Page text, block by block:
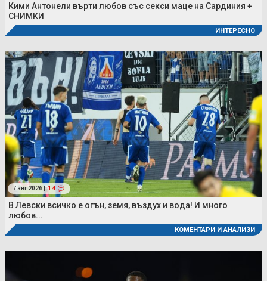
Кими Антонели върти любов със секси маце на Сардиния +
СНИМКИ
ИНТЕРЕСНО
7 авг 2026 | 14
В Левски всичко е огън, земя, въздух и вода! И много
любов...
КОМЕНТАРИ И АНАЛИЗИ